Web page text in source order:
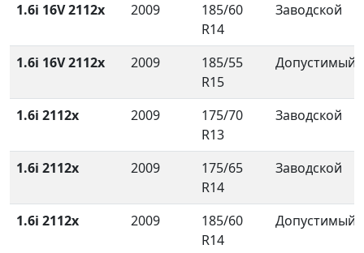
1.6i 16V 2112x 2009
185/60
R14
Заводской
1.6i 16V 2112x 2009
185/55
R15
Допустимый
1.6i 2112x 2009
175/70
R13
Заводской
1.6i 2112x 2009
175/65
R14
Заводской
1.6i 2112x 2009
185/60
R14
Допустимый